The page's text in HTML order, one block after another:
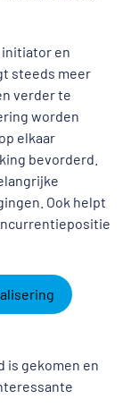
initiator en
steeds meer
verder te
worden
elkaar
bevorderd.
Ook helpt
is gekomen en